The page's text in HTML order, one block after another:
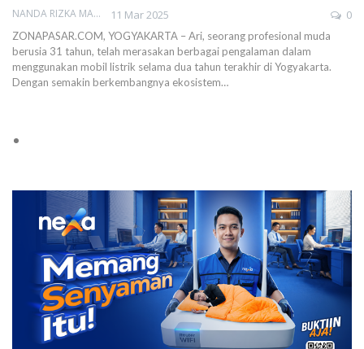
NANDA RIZKA MAHENDRA 11 Mar 2025 0
ZONAPASAR.COM, YOGYAKARTA – Ari, seorang profesional muda
berusia 31 tahun, telah merasakan berbagai pengalaman dalam
menggunakan mobil listrik selama dua tahun terakhir di Yogyakarta.
Dengan semakin berkembangnya ekosistem…